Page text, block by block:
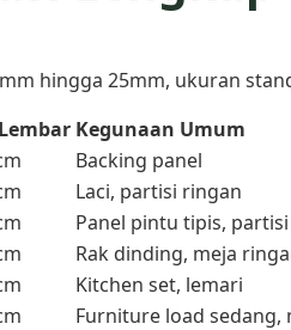
hingga 25mm, ukuran
Kegunaan Umum
Backing panel
Laci, partisi ringan
Panel pintu tipis, partisi
Rak dinding, meja
Kitchen set, lemari
Furniture load sedang,